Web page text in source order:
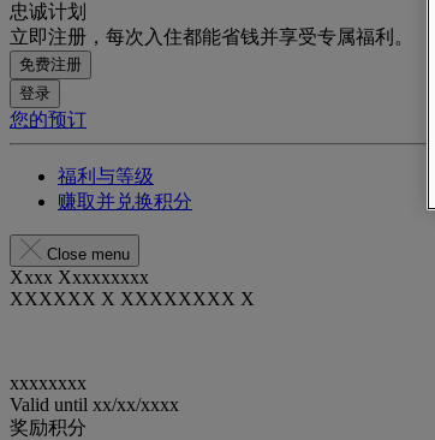
忠诚计划
立即注册，每次入住都能省钱并享受专属福利。
免费注册
登录
您的预订
福利与等级
赚取并兑换积分
Close menu
Xxxx Xxxxxxxxx
XXXXXX X XXXXXXXX X
xxxxxxxx
Valid until xx/xx/xxxx
奖励积分